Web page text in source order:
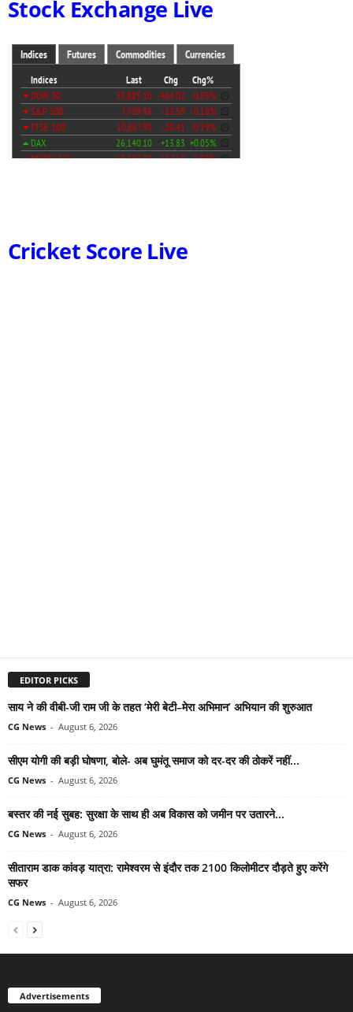
Stock Exchange Live
Cricket Score Live
EDITOR PICKS
साय ने की वीबी-जी राम जी के तहत ‘मेरी बेटी–मेरा अभिमान’ अभियान की शुरुआत
CG News - August 6, 2026
सीएम योगी की बड़ी घोषणा, बोले- अब घुमंतू समाज को दर-दर की ठोकरें नहीं...
CG News - August 6, 2026
बस्तर की नई सुबह: सुरक्षा के साथ ही अब विकास को जमीन पर उतारने...
CG News - August 6, 2026
सीताराम डाक कांवड़ यात्रा: रामेश्वरम से इंदौर तक 2100 किलोमीटर दौड़ते हुए करेंगे
सफर
CG News - August 6, 2026
Advertisements